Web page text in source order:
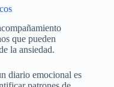
que pueden
la ansiedad.
diario emocional es